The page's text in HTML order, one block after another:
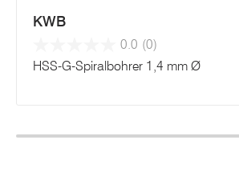
KWB
0.0 (0)
HSS-G-Spiralbohrer 1,4 mm Ø